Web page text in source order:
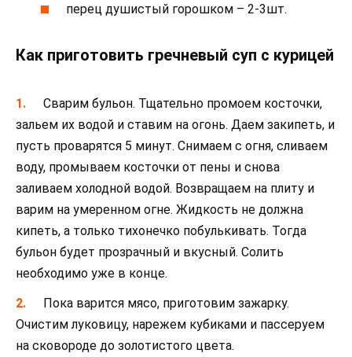
перец душистый горошком – 2-3шт.
Как приготовить гречневый суп с курицей
Сварим бульон. Тщательно промоем косточки,
зальем их водой и ставим на огонь. Даем закипеть, и
пусть проварятся 5 минут. Снимаем с огня, сливаем
воду, промываем косточки от пены и снова
заливаем холодной водой. Возвращаем на плиту и
варим на умеренном огне. Жидкость не должна
кипеть, а только тихонечко побулькивать. Тогда
бульон будет прозрачный и вкусный. Солить
необходимо уже в конце.
Пока варится мясо, приготовим зажарку.
Очистим луковицу, нарежем кубиками и пассеруем
на сковороде до золотистого цвета.